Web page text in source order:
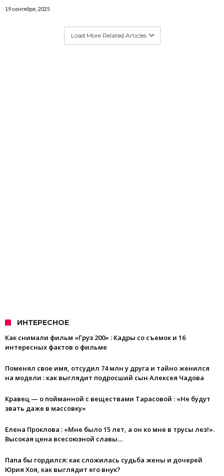
19 сентября, 2025
Load More Related Articles
ИНТЕРЕСНОЕ
Как снимали фильм «Груз 200» : Кадры со съемок и 16
интересных фактов о фильме
Поменял свое имя, отсудил 74 млн у друга и тайно женился
на модели : как выглядит подросший сын Алексея Чадова
Кравец — о пойманной с веществами Тарасовой : «Не будут
звать даже в массовку»
Елена Проклова : «Мне было 15 лет, а он ко мне в трусы лез!».
Высокая цена всесоюзной славы…
Папа бы гордился: как сложилась судьба жены и дочерей
Юрия Хоя, как выглядит его внук?